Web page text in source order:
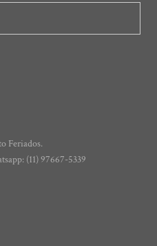
Feriados.
(11) 97667-5339